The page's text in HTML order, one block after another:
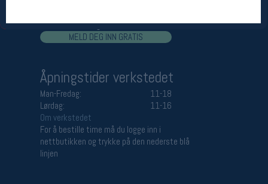
Medlemstilbud og aktiviteter
MELD DEG INN GRATIS
Åpningstider verkstedet
Man-Fredag:
11-18
Lørdag:
11-16
Om verkstedet
For å bestille time må du logge inn i
nettbutikken og trykke på den nederste blå
linjen